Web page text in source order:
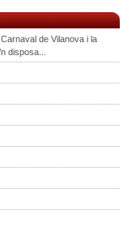
Carnaval de Vilanova i la
disposa...